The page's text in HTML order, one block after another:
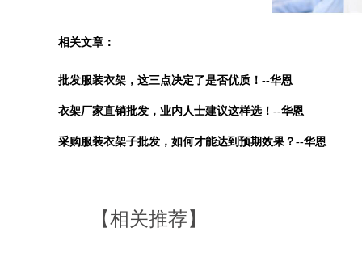
相关文章：
批发服装衣架，这三点决定了是否优质！--华恩
衣架厂家直销批发，业内人士建议这样选！--华恩
采购服装衣架子批发，如何才能达到预期效果？--华恩
【相关推荐】